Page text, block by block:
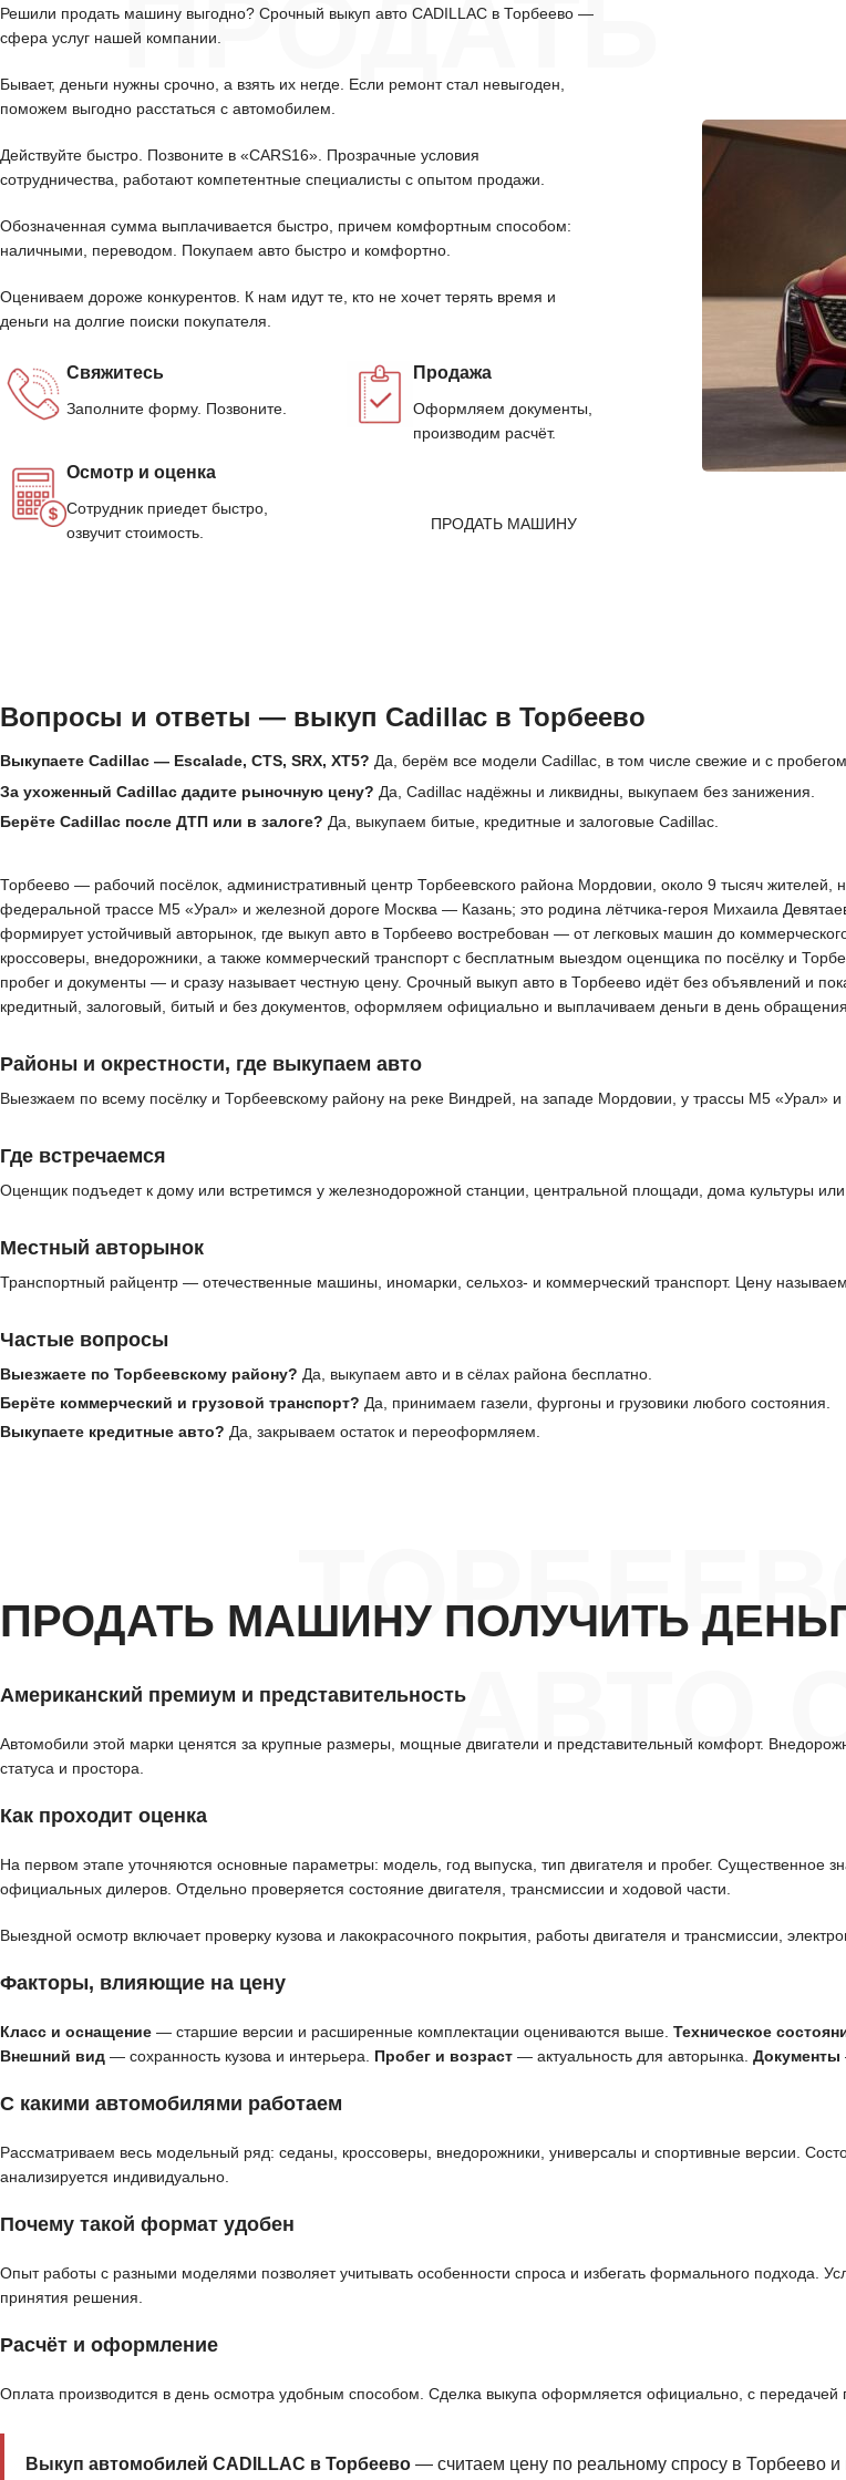
ПРОДАТЬ
Решили продать машину выгодно? Срочный выкуп авто CADILLAC в Торбеево —
сфера услуг нашей компании.
Бывает, деньги нужны срочно, а взять их негде. Если ремонт стал невыгоден,
поможем выгодно расстаться с автомобилем.
Действуйте быстро. Позвоните в «CARS16». Прозрачные условия
сотрудничества, работают компетентные специалисты с опытом продажи.
Обозначенная сумма выплачивается быстро, причем комфортным способом:
наличными, переводом. Покупаем авто быстро и комфортно.
Оцениваем дороже конкурентов. К нам идут те, кто не хочет терять время и
деньги на долгие поиски покупателя.
Свяжитесь
Заполните форму. Позвоните.
Осмотр и оценка
Сотрудник приедет быстро,
озвучит стоимость.
Продажа
Оформляем документы,
производим расчёт.
ПРОДАТЬ МАШИНУ
Вопросы и ответы — выкуп Cadillac в Торбеево
Выкупаете Cadillac — Escalade, CTS, SRX, XT5? Да, берём все модели Cadillac, в том числе свежие и с пробегом.
За ухоженный Cadillac дадите рыночную цену? Да, Cadillac надёжны и ликвидны, выкупаем без занижения.
Берёте Cadillac после ДТП или в залоге? Да, выкупаем битые, кредитные и залоговые Cadillac.
Торбеево — рабочий посёлок, административный центр Торбеевского района Мордовии, около 9 тысяч жителей,
федеральной трассе М5 «Урал» и железной дороге Москва — Казань; это родина лётчика-героя Михаила
формирует устойчивый авторынок, где выкуп авто в Торбеево востребован — от легковых машин до
кроссоверы, внедорожники, а также коммерческий транспорт с бесплатным выездом оценщика по посёлку и
пробег и документы — и сразу называет честную цену. Срочный выкуп авто в Торбеево идёт без объявлений и
кредитный, залоговый, битый и без документов, оформляем официально и выплачиваем деньги в день обращения.
Районы и окрестности, где выкупаем авто
Выезжаем по всему посёлку и Торбеевскому району на реке Виндрей, на западе Мордовии, у трассы М5 «Урал»
Где встречаемся
Оценщик подъедет к дому или встретимся у железнодорожной станции, центральной площади, дома культуры
Местный авторынок
Транспортный райцентр — отечественные машины, иномарки, сельхоз- и коммерческий транспорт. Цену
Частые вопросы
Выезжаете по Торбеевскому району? Да, выкупаем авто и в сёлах района бесплатно.
Берёте коммерческий и грузовой транспорт? Да, принимаем газели, фургоны и грузовики любого состояния.
Выкупаете кредитные авто? Да, закрываем остаток и переоформляем.
АВТО
ПРОДАТЬ МАШИНУ ПОЛУЧИТЬ
Американский премиум и представительность
Автомобили этой марки ценятся за крупные размеры, мощные двигатели и представительный комфорт.
статуса и простора.
Как проходит оценка
На первом этапе уточняются основные параметры: модель, год выпуска, тип двигателя и пробег. Существенное
официальных дилеров. Отдельно проверяется состояние двигателя, трансмиссии и ходовой части.
Выездной осмотр включает проверку кузова и лакокрасочного покрытия, работы двигателя и трансмиссии,
Факторы, влияющие на цену
Класс и оснащение — старшие версии и расширенные комплектации оцениваются выше. Техническое
Внешний вид — сохранность кузова и интерьера. Пробег и возраст — актуальность для авторынка. Документы
С какими автомобилями работаем
Рассматриваем весь модельный ряд: седаны, кроссоверы, внедорожники, универсалы и спортивные версии.
анализируется индивидуально.
Почему такой формат удобен
Опыт работы с разными моделями позволяет учитывать особенности спроса и избегать формального подхода.
принятия решения.
Расчёт и оформление
Оплата производится в день осмотра удобным способом. Сделка выкупа оформляется официально, с передачей
Выкуп автомобилей CADILLAC в Торбеево— считаем цену по реальному спросу в Торбеево